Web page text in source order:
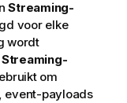
Streaming-
voor elke
wordt
Streaming-
om
event-payloads